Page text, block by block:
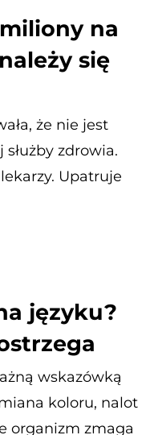
na
się
że nie jest
zdrowia.
Upatruje
języku?
wskazówką
koloru, nalot
organizm zmaga